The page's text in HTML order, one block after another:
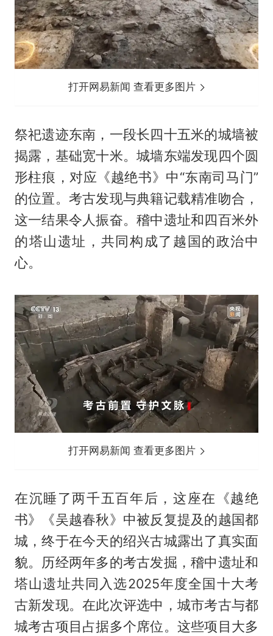
打开网易新闻 查看更多图片
祭祀遗迹东南，一段长四十五米的城墙被
揭露，基础宽十米。城墙东端发现四个圆
形柱痕，对应《越绝书》中“东南司马门”
的位置。考古发现与典籍记载精准吻合，
这一结果令人振奋。稽中遗址和四百米外
的塔山遗址，共同构成了越国的政治中
心。
打开网易新闻 查看更多图片
在沉睡了两千五百年后，这座在《越绝
书》《吴越春秋》中被反复提及的越国都
城，终于在今天的绍兴古城露出了真实面
貌。历经两年多的考古发掘，稽中遗址和
塔山遗址共同入选2025年度全国十大考
古新发现。在此次评选中，城市考古与都
城考古项目占据多个席位。这些项目大多